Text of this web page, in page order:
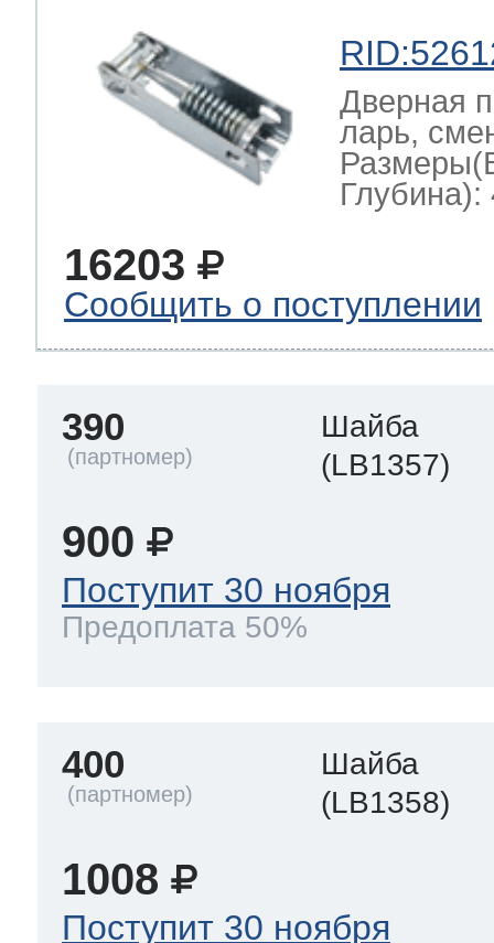
Дверная
ларь,
Глубина):
16203
Сообщить о поступлении
390
Шайба
(LB1357)
900
Поступит 30 ноября
Предоплата 50%
400
Шайба
(LB1358)
1008
Поступит 30 ноября